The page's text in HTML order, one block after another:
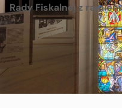
Rady Fiskalnej z